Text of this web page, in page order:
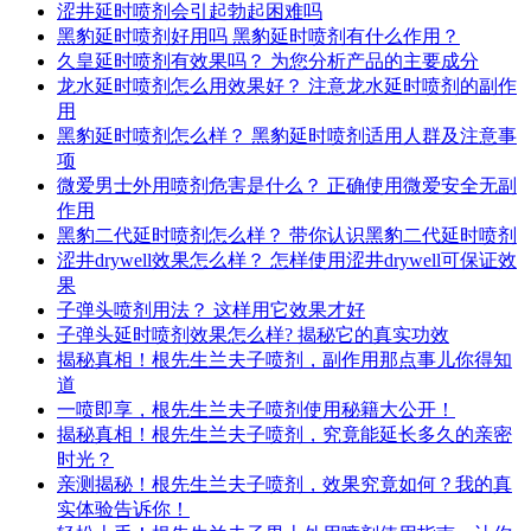
涩井延时喷剂会引起勃起困难吗
黑豹延时喷剂好用吗 黑豹延时喷剂有什么作用？
久皇延时喷剂有效果吗？ 为您分析产品的主要成分
龙水延时喷剂怎么用效果好？ 注意龙水延时喷剂的副作
用
黑豹延时喷剂怎么样？ 黑豹延时喷剂适用人群及注意事
项
微爱男士外用喷剂危害是什么？ 正确使用微爱安全无副
作用
黑豹二代延时喷剂怎么样？ 带你认识黑豹二代延时喷剂
涩井drywell效果怎么样？ 怎样使用涩井drywell可保证效
果
子弹头喷剂用法？ 这样用它效果才好
子弹头延时喷剂效果怎么样? 揭秘它的真实功效
揭秘真相！根先生兰夫子喷剂，副作用那点事儿你得知
道
一喷即享，根先生兰夫子喷剂使用秘籍大公开！
揭秘真相！根先生兰夫子喷剂，究竟能延长多久的亲密
时光？
亲测揭秘！根先生兰夫子喷剂，效果究竟如何？我的真
实体验告诉你！